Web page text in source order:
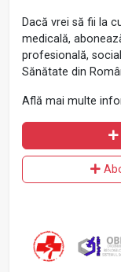
Dacă vrei să fii la
medicală,
profesională,
Sănătate din
Află mai multe